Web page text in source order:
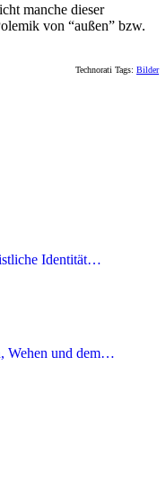
manche dieser
von “außen” bzw.
Technorati Tags: Bilder
Identität…
Wehen und dem…